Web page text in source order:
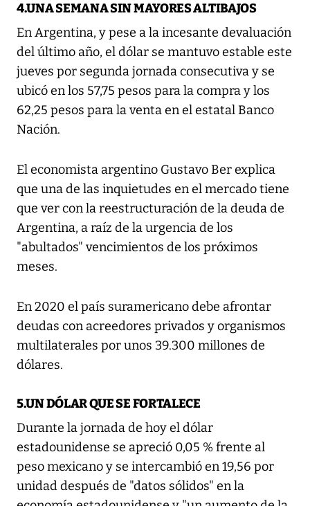
4.UNA SEMANA SIN MAYORES ALTIBAJOS
En Argentina, y pese a la incesante devaluación
del último año, el dólar se mantuvo estable este
jueves por segunda jornada consecutiva y se
ubicó en los 57,75 pesos para la compra y los
62,25 pesos para la venta en el estatal Banco
Nación.
El economista argentino Gustavo Ber explica
que una de las inquietudes en el mercado tiene
que ver con la reestructuración de la deuda de
Argentina, a raíz de la urgencia de los
"abultados" vencimientos de los próximos
meses.
En 2020 el país suramericano debe afrontar
deudas con acreedores privados y organismos
multilaterales por unos 39.300 millones de
dólares.
5.UN DÓLAR QUE SE FORTALECE
Durante la jornada de hoy el dólar
estadounidense se apreció 0,05 % frente al
peso mexicano y se intercambió en 19,56 por
unidad después de "datos sólidos" en la